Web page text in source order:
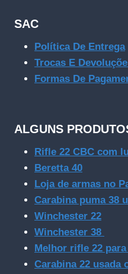
SAC
Política De Entrega
Trocas E
Formas De
ALGUNS
Rifle 22 CBC com
Beretta 40
Loja de armas no
Carabina puma 38
Winchester 22
Winchester 38
Melhor rifle 22 para
Carabina 22 usada